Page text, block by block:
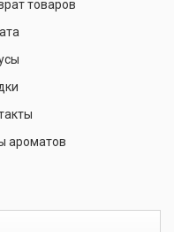
товаров
ароматов